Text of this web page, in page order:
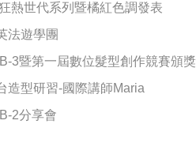
熱世代系列暨橘紅色調發表
法遊學團
3暨第一屆數位髮型創作競賽頒獎
造型研習-國際講師Maria
2分享會